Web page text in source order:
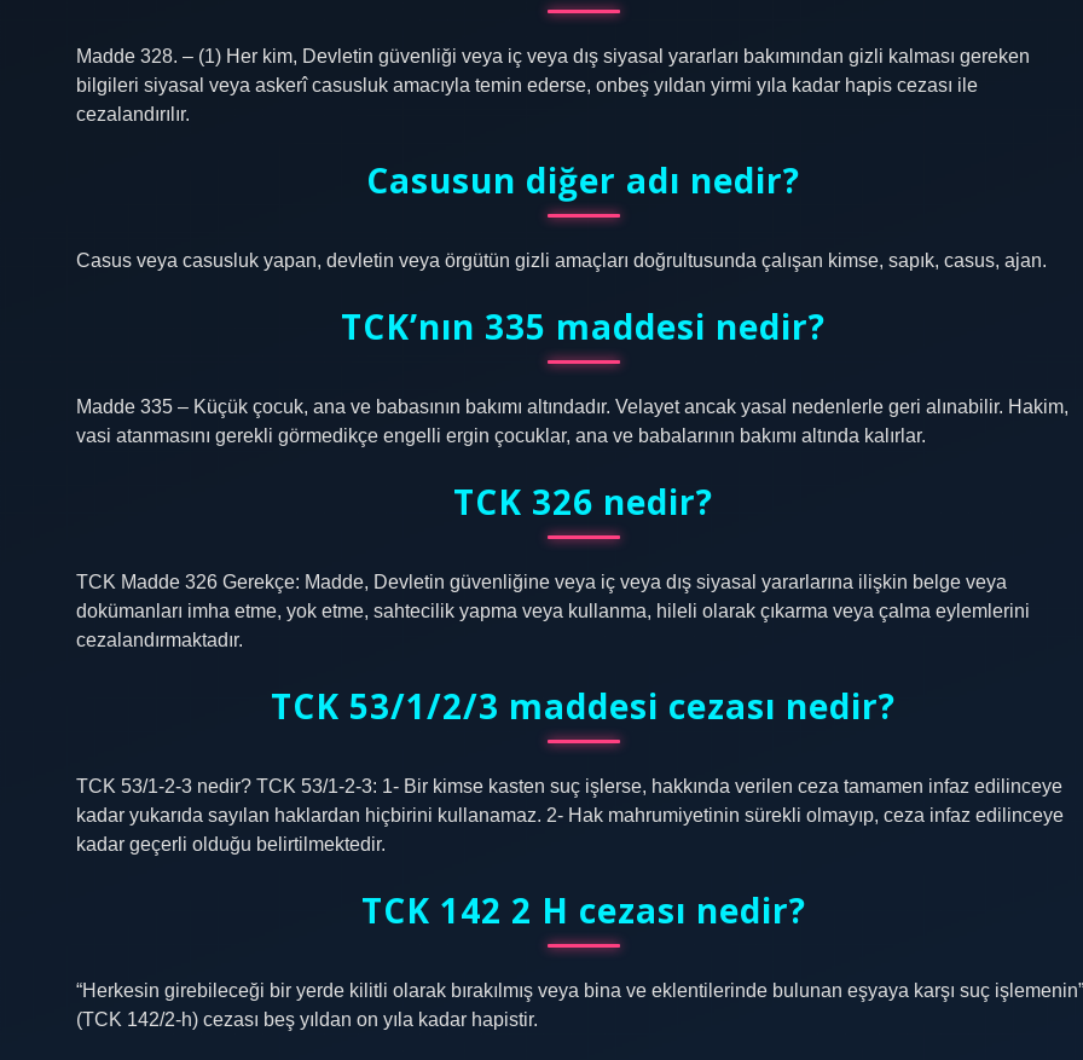
Madde 328. – (1) Her kim, Devletin güvenliği veya iç veya dış siyasal yararları bakımından gizli kalması gereken
bilgileri siyasal veya askerî casusluk amacıyla temin ederse, onbeş yıldan yirmi yıla kadar hapis cezası ile
cezalandırılır.
Casusun diğer adı nedir?
Casus veya casusluk yapan, devletin veya örgütün gizli amaçları doğrultusunda çalışan kimse, sapık, casus, ajan.
TCK’nın 335 maddesi nedir?
Madde 335 – Küçük çocuk, ana ve babasının bakımı altındadır. Velayet ancak yasal nedenlerle geri alınabilir. Hakim,
vasi atanmasını gerekli görmedikçe engelli ergin çocuklar, ana ve babalarının bakımı altında kalırlar.
TCK 326 nedir?
TCK Madde 326 Gerekçe: Madde, Devletin güvenliğine veya iç veya dış siyasal yararlarına ilişkin belge veya
dokümanları imha etme, yok etme, sahtecilik yapma veya kullanma, hileli olarak çıkarma veya çalma eylemlerini
cezalandırmaktadır.
TCK 53/1/2/3 maddesi cezası nedir?
TCK 53/1-2-3 nedir? TCK 53/1-2-3: 1- Bir kimse kasten suç işlerse, hakkında verilen ceza tamamen infaz edilinceye
kadar yukarıda sayılan haklardan hiçbirini kullanamaz. 2- Hak mahrumiyetinin sürekli olmayıp, ceza infaz edilinceye
kadar geçerli olduğu belirtilmektedir.
TCK 142 2 H cezası nedir?
“Herkesin girebileceği bir yerde kilitli olarak bırakılmış veya bina ve eklentilerinde bulunan eşyaya karşı suç işlemenin”
(TCK 142/2-h) cezası beş yıldan on yıla kadar hapistir.